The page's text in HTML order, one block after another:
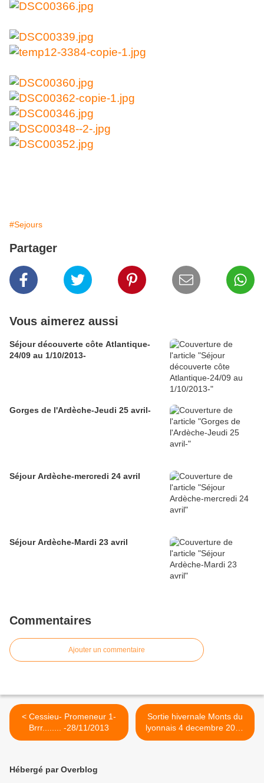
#Sejours
Partager
Vous aimerez aussi
Séjour découverte côte Atlantique-
24/09 au 1/10/2013-
Gorges de l'Ardèche-Jeudi 25 avril-
Séjour Ardèche-mercredi 24 avril
Séjour Ardèche-Mardi 23 avril
Commentaires
Ajouter un commentaire
< Cessieu- Promeneur 1-
Brrr........ -28/11/2013
Sortie hivernale Monts du
lyonnais 4 decembre 2013
>
Hébergé par Overblog